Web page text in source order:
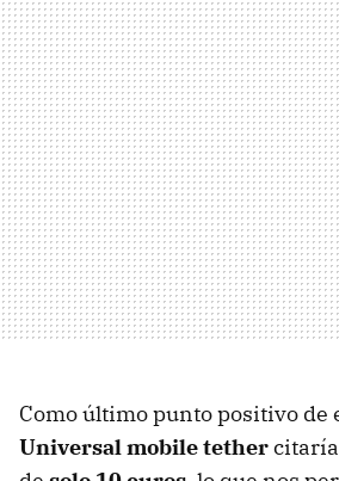
Como último punto positivo de
Universal mobile tether